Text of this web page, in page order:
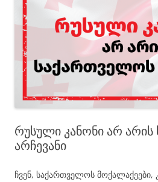
რუსული კანონი არ
არჩევანი
ჩვენ, საქართველოს